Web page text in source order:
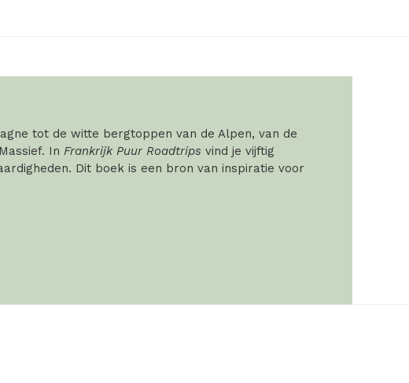
tot de witte bergtoppen van de Alpen, van de
In Frankrijk Puur Roadtrips vind je vijftig
Dit boek is een bron van inspiratie voor